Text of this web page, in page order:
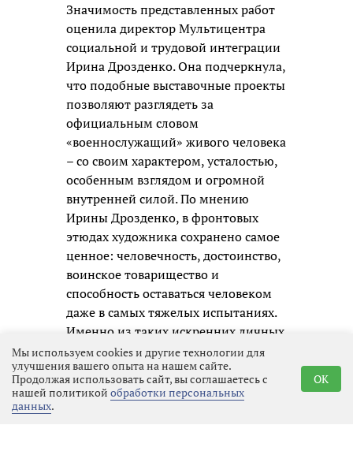
Значимость представленных работ
оценила директор Мультицентра
социальной и трудовой интеграции
Ирина Дрозденко. Она подчеркнула,
что подобные выставочные проекты
позволяют разглядеть за
официальным словом
«военнослужащий» живого человека
– со своим характером, усталостью,
особенным взглядом и огромной
внутренней силой. По мнению
Ирины Дрозденко, в фронтовых
этюдах художника сохранено самое
ценное: человечность, достоинство,
воинское товарищество и
способность оставаться человеком
даже в самых тяжелых испытаниях.
Именно из таких искренних личных
образов и складывается честная
память о нашем времени для
будущих поколений.
Мы используем cookies и другие технологии для
улучшения вашего опыта на нашем сайте.
Продолжая использовать сайт, вы соглашаетесь с
нашей политикой обработки персональных
данных.
OK